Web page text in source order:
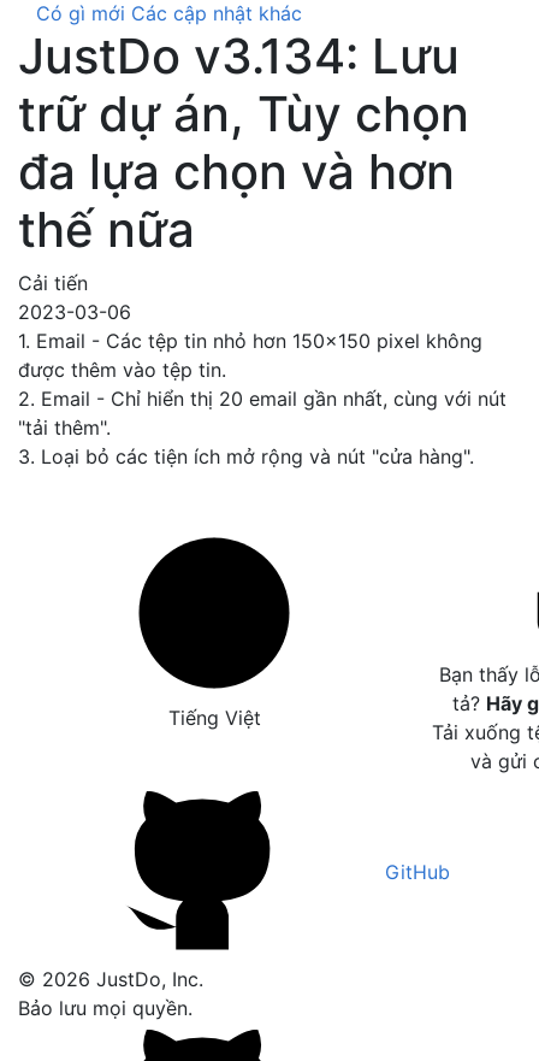
Có gì mới Các cập nhật khác
JustDo v3.134: Lưu
trữ dự án, Tùy chọn
đa lựa chọn và hơn
thế nữa
Cải tiến
2023-03-06
1. Email - Các tệp tin nhỏ hơn 150x150 pixel không
được thêm vào tệp tin.
2. Email - Chỉ hiển thị 20 email gần nhất, cùng với nút
"tải thêm".
3. Loại bỏ các tiện ích mở rộng và nút "cửa hàng".
Tiếng Việt
Bạn thấy
tả? Hãy
Tải xuống
và gửi
GitHub
© 2026 JustDo, Inc.
Bảo lưu mọi quyền.